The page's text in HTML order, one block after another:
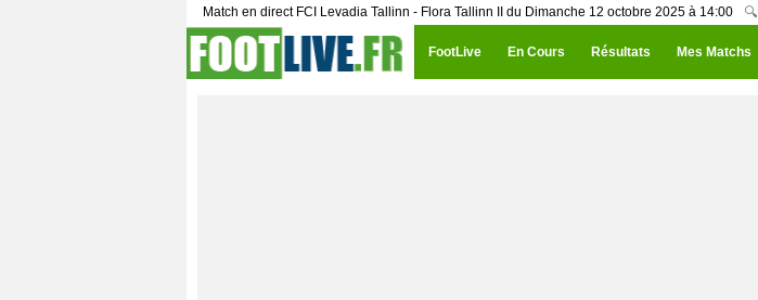
Match en direct FCI Levadia Tallinn - Flora Tallinn II du Dimanche 12 octobre 2025 à 14:00 🔍
FootLive En Cours Résultats Mes Matchs